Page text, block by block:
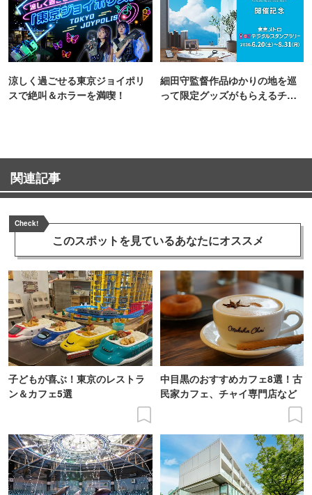
涼しく過ごせる東京ジョイポリ
スで絶叫＆ホラーを満喫！
細田守監督作品ゆかりの地を巡
って限定グッズがもらえるチャ
関連記事
Check!
このスポットを見ているあなたにオススメ
子どもが喜ぶ！東京のレストラ
ン＆カフェ5選
中目黒のおすすめカフェ8選！古
民家カフェ、チャイ専門店など